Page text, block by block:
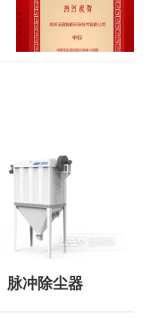
脉冲除尘器